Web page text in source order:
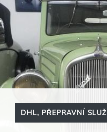
DHL, PŘEPRAVNÍ